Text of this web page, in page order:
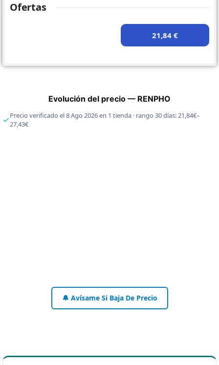
Ofertas
21,84 €
Evolución del precio — RENPHO
Precio verificado el 8 Ago 2026 en 1 tienda · rango 30 días: 21,84€–
27,43€
🔔 Avísame Si Baja De Precio